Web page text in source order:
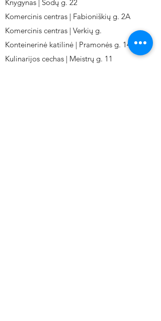
Knygynas | Sodų g. 22
Komercinis centras | Fabioniškių g. 2A
Komercinis centras | Verkių g.
Konteinerinė katilinė | Pramonės g. 141
Kulinarijos cechas | Meistrų g. 11